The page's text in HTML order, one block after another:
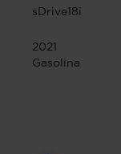
sDrive18i
2021
Gasolina